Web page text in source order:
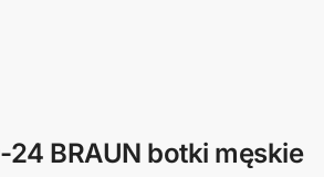
24 BRAUN botki męskie